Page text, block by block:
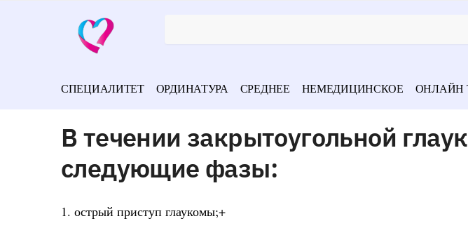
СПЕЦИАЛИТЕТ ОРДИНАТУРА СРЕДНЕЕ НЕМЕДИЦИНСКОЕ ОНЛАЙН
В течении закрытоугольной
следующие фазы:
1. острый приступ глаукомы;+